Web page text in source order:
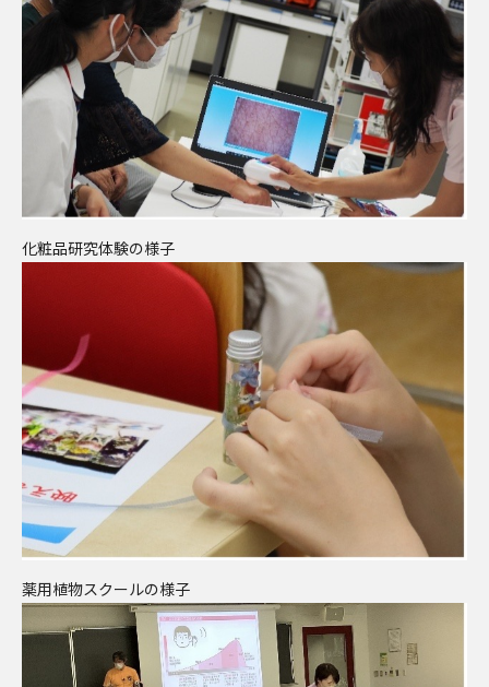
化粧品研究体験の様子
薬用植物スクールの様子